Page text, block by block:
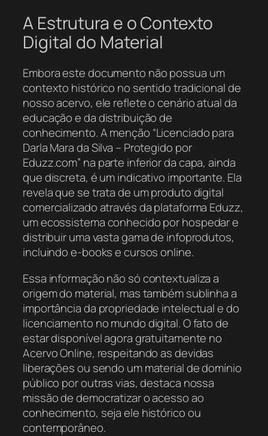
A Estrutura e o Contexto
Digital do Material
Embora este documento não possua um
contexto histórico no sentido tradicional de
nosso acervo, ele reflete o cenário atual da
educação e da distribuição de
conhecimento. A menção “Licenciado para
Darla Mara da Silva – Protegido por
Eduzz.com” na parte inferior da capa, ainda
que discreta, é um indicativo importante. Ela
revela que se trata de um produto digital
comercializado através da plataforma Eduzz,
um ecossistema conhecido por hospedar e
distribuir uma vasta gama de infoprodutos,
incluindo e-books e cursos online.
Essa informação não só contextualiza a
origem do material, mas também sublinha a
importância da propriedade intelectual e do
licenciamento no mundo digital. O fato de
estar disponível agora gratuitamente no
Acervo Online, respeitando as devidas
liberações ou sendo um material de domínio
público por outras vias, destaca nossa
missão de democratizar o acesso ao
conhecimento, seja ele histórico ou
contemporâneo.